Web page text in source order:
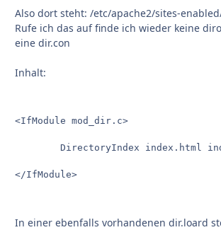
Also dort steht: /etc/apache2/sites-
Rufe ich das auf finde ich wieder keine
eine dir.con
Inhalt:
<IfModule mod_dir.c>
</IfModule>
In einer ebenfalls vorhandenen dir.loard